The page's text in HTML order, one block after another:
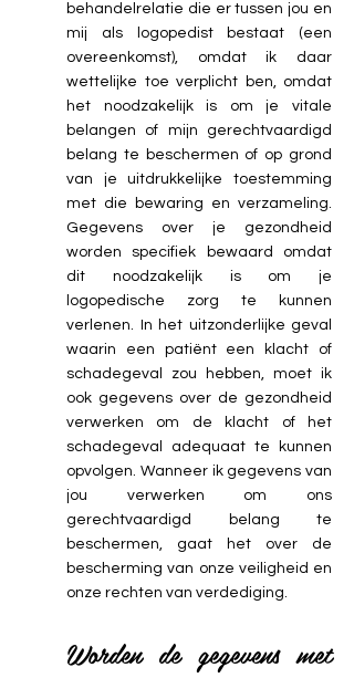
behandelrelatie die er tussen jou en
mij als logopedist bestaat (een
overeenkomst), omdat ik daar
wettelijke toe verplicht ben, omdat
het noodzakelijk is om je vitale
belangen of mijn gerechtvaardigd
belang te beschermen of op grond
van je uitdrukkelijke toestemming
met die bewaring en verzameling.
Gegevens over je gezondheid
worden specifiek bewaard omdat
dit noodzakelijk is om je
logopedische zorg te kunnen
verlenen. In het uitzonderlijke geval
waarin een patiënt een klacht of
schadegeval zou hebben, moet ik
ook gegevens over de gezondheid
verwerken om de klacht of het
schadegeval adequaat te kunnen
opvolgen. Wanneer ik gegevens van
jou verwerken om ons
gerechtvaardigd belang te
beschermen, gaat het over de
bescherming van onze veiligheid en
onze rechten van verdediging.
Worden de gegevens met